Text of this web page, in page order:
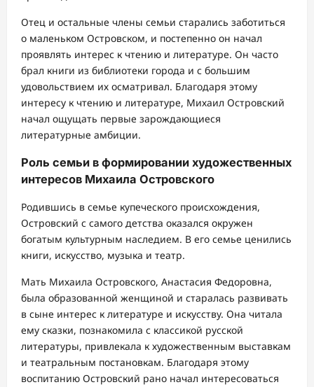
Отец и остальные члены семьи старались заботиться
о маленьком Островском, и постепенно он начал
проявлять интерес к чтению и литературе. Он часто
брал книги из библиотеки города и с большим
удовольствием их осматривал. Благодаря этому
интересу к чтению и литературе, Михаил Островский
начал ощущать первые зарождающиеся
литературные амбиции.
Роль семьи в формировании художественных
интересов Михаила Островского
Родившись в семье купеческого происхождения,
Островский с самого детства оказался окружен
богатым культурным наследием. В его семье ценились
книги, искусство, музыка и театр.
Мать Михаила Островского, Анастасия Федоровна,
была образованной женщиной и старалась развивать
в сыне интерес к литературе и искусству. Она читала
ему сказки, познакомила с классикой русской
литературы, привлекала к художественным выставкам
и театральным постановкам. Благодаря этому
воспитанию Островский рано начал интересоваться